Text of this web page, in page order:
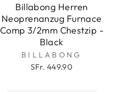
Billabong Herren
Neoprenanzug Furnace
Comp 3/2mm Chestzip -
Black
BILLABONG
SFr. 449.90